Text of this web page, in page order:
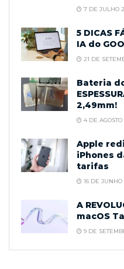
7 DE JULHO
5 DICAS
IA do
21 DE
Bateria
2,49mm!
4 DE
Apple
iPhones
tarifas
16 DE JUNHO
A
macOS
9 DE